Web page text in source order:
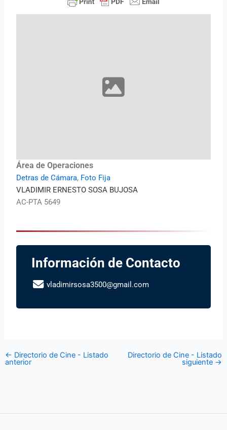
Área de Operaciones
Detras de Cámara, Foto Fija
VLADIMIR ERNESTO SOSA BUJOSA
AC-PTA 5649
Información de Contacto
vladimirsosa3500@gmail.com
← Directorio de Cine - Listado
anterior
Directorio de Cine - Listado
siguiente →